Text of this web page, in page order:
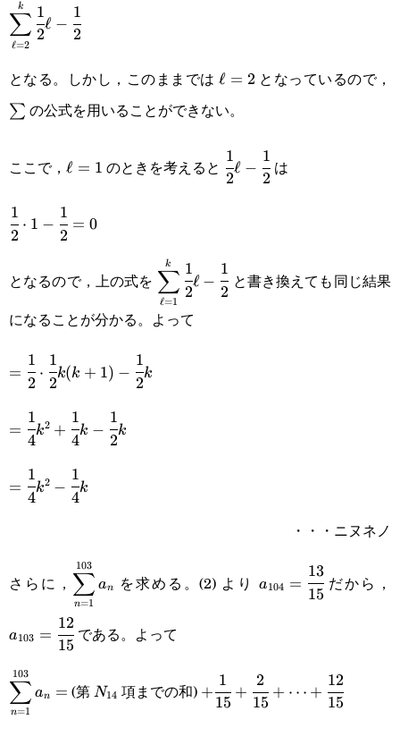
\displaystyle\sum_{\ell=2}^k\cfrac{1}
{2}\ell-\cfrac{1}{2}
ℓ=2
∑
k
2
1
ℓ −
2
1
となる。しかし，このままでは\ell=2
ℓ = 2 となっているので，
∑ の公式を用いることができない。
ここで， \ell=1
ℓ = 1 のときを考えると \cfrac{1}
{2}\ell-
2
1
ℓ −
2
1
は
\cfrac{1}
{2}\cdot1-
\cfrac{1}
2
1
⋅ 1 −
2
1
= 0
となるので，上の式を
{2}\ell-\cfrac{1}{2}
ℓ=1
∑
k
2
1
ℓ −
2
1
と書き換えても同じ結果
になることが分かる。よって
=\cfrac{1}
{2}\cdot\cfrac{1}
{2}k(k+1)-
=
2
1
⋅
2
1
k(k + 1) −
2
1
k
=\cfrac{1}
{4}k^2+\cfrac{1}
{4}k-\cfrac{1}
=
4
1
k2 +
4
1
k −
2
1
k
=\cfrac{1}
{4}k^2-
=
4
1
k2 −
4
1
k
・・・ニヌネノ
さらに， \displaystyle\sum_{n=1}^{103}
a_n
n=1
∑
103
an を求める。(2) より a104 =
15
13
だから，
a103 =
15
12
である。よって
\displaystyle\sum_{n=1}^{103}
a_n=
n=1
∑
103
an = (第 N_{14}
N14 項までの和)
+\cfrac{1}
{15}+\cfrac{2}
+
15
1
+
15
2
+ ⋯ +
15
12